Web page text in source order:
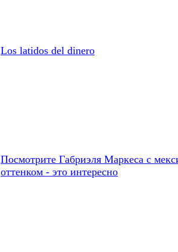
Los latidos del dinero
Посмотрите Габриэля Маркеса с
оттенком - это интересно